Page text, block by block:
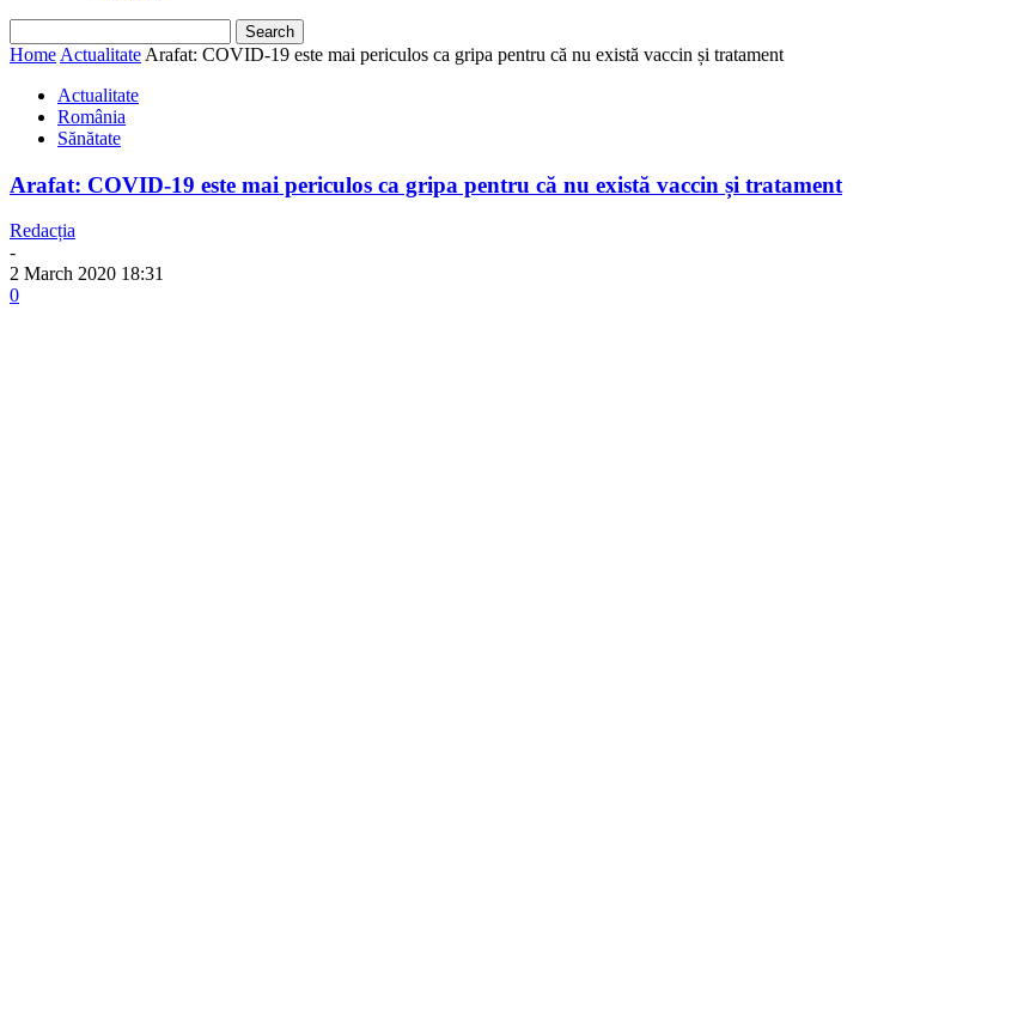
Home Actualitate Arafat: COVID-19 este mai periculos ca gripa pentru că nu există vaccin și tratament
Actualitate
România
Sănătate
Arafat: COVID-19 este mai periculos ca gripa pentru că nu există vaccin și tratament
Redacția
-
2 March 2020 18:31
0